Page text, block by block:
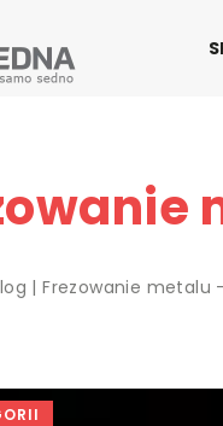
|Frezowanie metalu